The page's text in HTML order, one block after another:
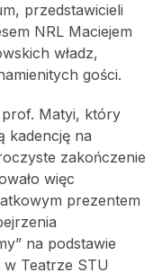
przedstawicieli
NRL Maciejem
władz,
gości.
prof. Matyi, który
kadencję na
zakończenie
więc
prezentem
na podstawie
Teatrze STU